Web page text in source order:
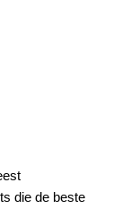
die de beste